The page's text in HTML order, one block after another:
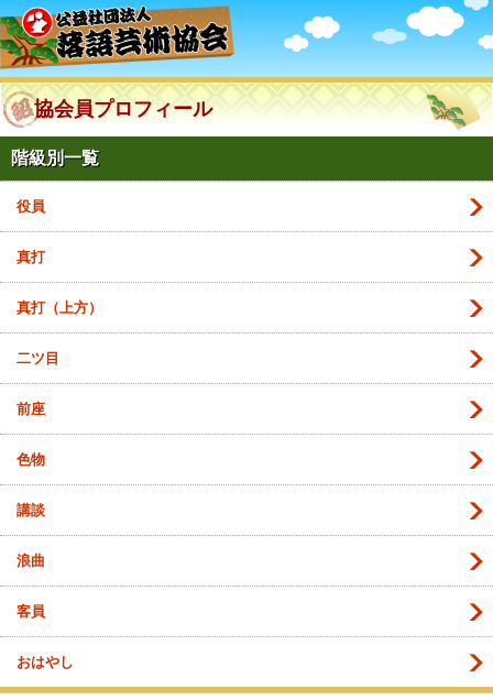
協会員プロフィール
階級別一覧
役員
真打
真打（上方）
二ツ目
前座
色物
講談
浪曲
客員
おはやし